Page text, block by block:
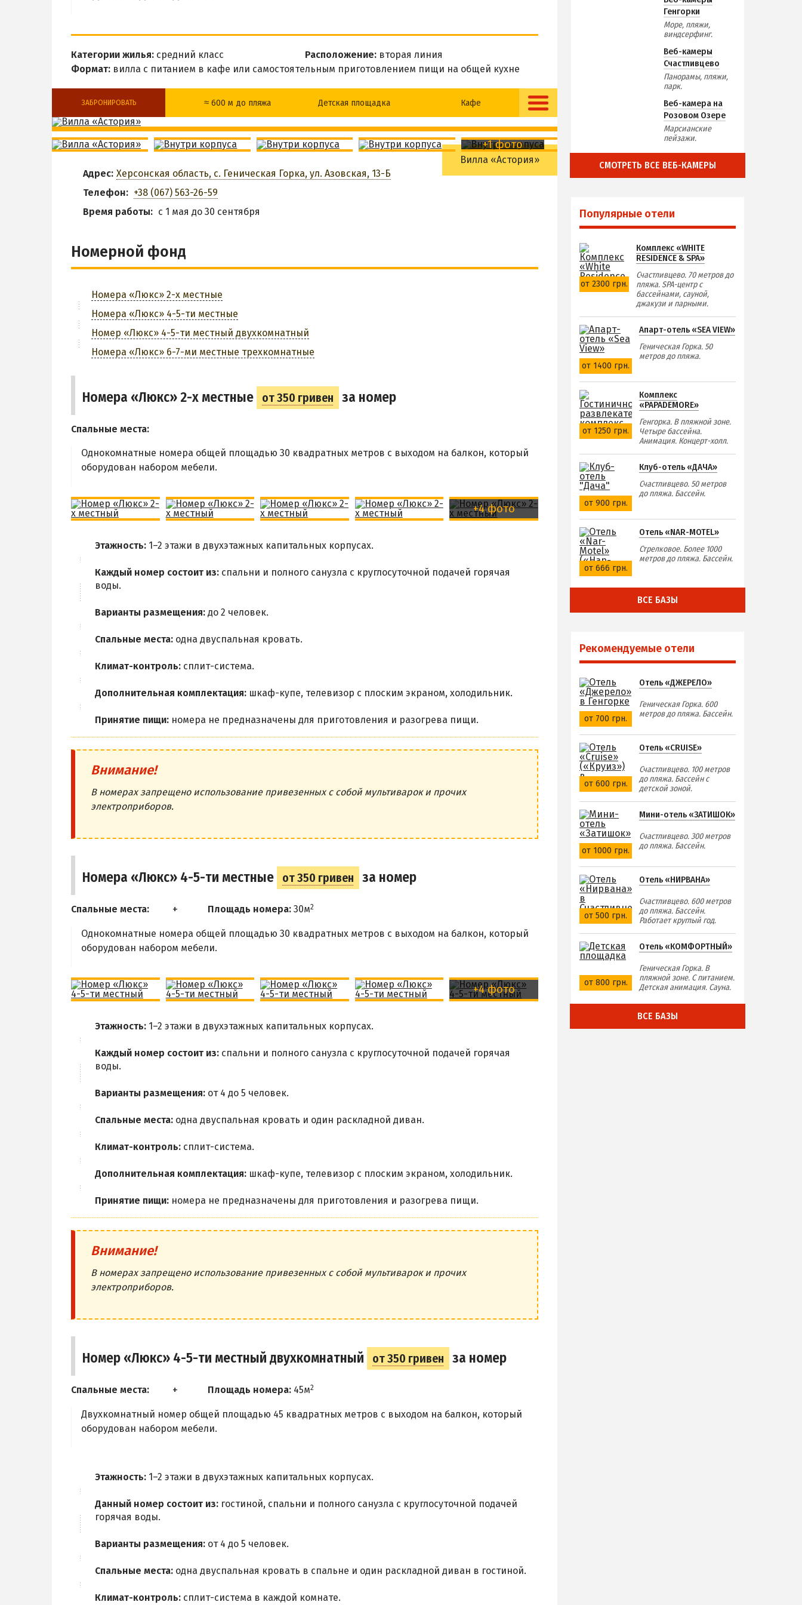
Категории жилья: средний класс Расположение:вторая линия
Формат: вилла с питанием в кафе или самостоятельным приготовлением пищи на общей кухне
ЗАБРОНИРОВАТЬ ≈ 600 м до пляжа Детская площадка Кафе
Бар Общая кухня
Разрешено с
животными
Wi-Fi
Бильярд
Парковка Трансфер
ЗАБРОНИРОВАТЬ
Вилла «Астория»
+1 фото
Адрес: Херсонская область, с. Геническая Горка, ул. Азовская, 13-Б
Телефон: +38 (067) 563-26-59
Время работы: с 1 мая до 30 сентября
Номерной фонд
Номера «Люкс» 2-х местные
Номера «Люкс» 4-5-ти местные
Номер «Люкс» 4-5-ти местный двухкомнатный
Номера «Люкс» 6-7-ми местные трехкомнатные
Номера «Люкс» 2-х местные от 350 гривен за номер
Спальные места:
Однокомнатные номера общей площадью 30 квадратных метров с выходом на балкон, который
оборудован набором мебели.
+4 фото
Этажность: 1–2 этажи в двухэтажных капитальных корпусах.
Каждый номер состоит из: спальни и полного санузла с круглосуточной подачей горячая
воды.
Варианты размещения: до 2 человек.
Спальные места: одна двуспальная кровать.
Климат-контроль: сплит-система.
Дополнительная комплектация: шкаф-купе, телевизор с плоским экраном, холодильник.
Принятие пищи: номера не предназначены для приготовления и разогрева пищи.
Внимание!
В номерах запрещено использование привезенных с собой мультиварок и прочих
электроприборов.
Номера «Люкс» 4-5-ти местные от 350 гривен за номер
Спальные места: Площадь номера: 30м2
Однокомнатные номера общей площадью 30 квадратных метров с выходом на балкон, который
оборудован набором мебели.
+4 фото
Этажность: 1–2 этажи в двухэтажных капитальных корпусах.
Каждый номер состоит из: спальни и полного санузла с круглосуточной подачей горячая
воды.
Варианты размещения: от 4 до 5 человек.
Спальные места: одна двуспальная кровать и один раскладной диван.
Климат-контроль: сплит-система.
Дополнительная комплектация: шкаф-купе, телевизор с плоским экраном, холодильник.
Принятие пищи: номера не предназначены для приготовления и разогрева пищи.
Внимание!
В номерах запрещено использование привезенных с собой мультиварок и прочих
электроприборов.
Номер «Люкс» 4-5-ти местный двухкомнатный от 350 гривен за номер
Спальные места: Площадь номера: 45м2
Двухкомнатный номер общей площадью 45 квадратных метров с выходом на балкон, который
оборудован набором мебели.
Этажность: 1–2 этажи в двухэтажных капитальных корпусах.
Данный номер состоит из: гостиной, спальни и полного санузла с круглосуточной подачей
горячая воды.
Варианты размещения: от 4 до 5 человек.
Спальные места: одна двуспальная кровать в спальне и один раскладной диван в гостиной.
Климат-контроль: сплит-система в каждой комнате.
Генгорки
Море, пляжи,
виндсерфинг.
Веб-камеры
Счастливцево
Панорамы, пляжи,
парк.
Веб-камера на
Розовом Озере
Марсианские
пейзажи.
СМОТРЕТЬ ВСЕ ВЕБ-КАМЕРЫ
Популярные отели
от 2300 грн.
Комплекс «WHITE
RESIDENCE & SPA»
Счастливцево. 70 метров до
пляжа. SPA-центр с
бассейнами, сауной,
джакузи и парными.
от 1400 грн.
Апарт-отель «SEA VIEW»
Геническая Горка. 50
метров до пляжа.
от 1250 грн.
Комплекс
«PAPADEMORE»
Генгорка. В пляжной зоне.
Четыре бассейна.
Анимация. Концерт-холл.
от 900 грн.
Клуб-отель «ДАЧА»
Счастливцево. 50 метров
до пляжа. Бассейн.
от 666 грн.
Отель «NAR-MOTEL»
Стрелковое. Более 1000
метров до пляжа. Бассейн.
ВСЕ БАЗЫ
Рекомендуемые отели
от 700 грн.
Отель «ДЖЕРЕЛО»
Геническая Горка. 600
метров до пляжа. Бассейн.
от 600 грн.
Отель «CRUISE»
Счастливцево. 100 метров
до пляжа. Бассейн с
детской зоной.
от 1000 грн.
Мини-отель «ЗАТИШОК»
Счастливцево. 300 метров
до пляжа. Бассейн.
от 500 грн.
Отель «НИРВАНА»
Счастливцево. 600 метров
до пляжа. Бассейн.
Работает круглый год.
от 800 грн.
Отель «КОМФОРТНЫЙ»
Геническая Горка. В
пляжной зоне. С питанием.
Детская анимация. Сауна.
ВСЕ БАЗЫ